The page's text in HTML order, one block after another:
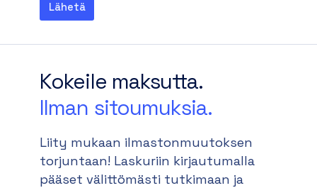
Kokeile maksutta.
Ilman sitoumuksia.
Liity mukaan ilmastonmuutoksen
torjuntaan! Laskuriin kirjautumalla
pääset välittömästi tutkimaan ja